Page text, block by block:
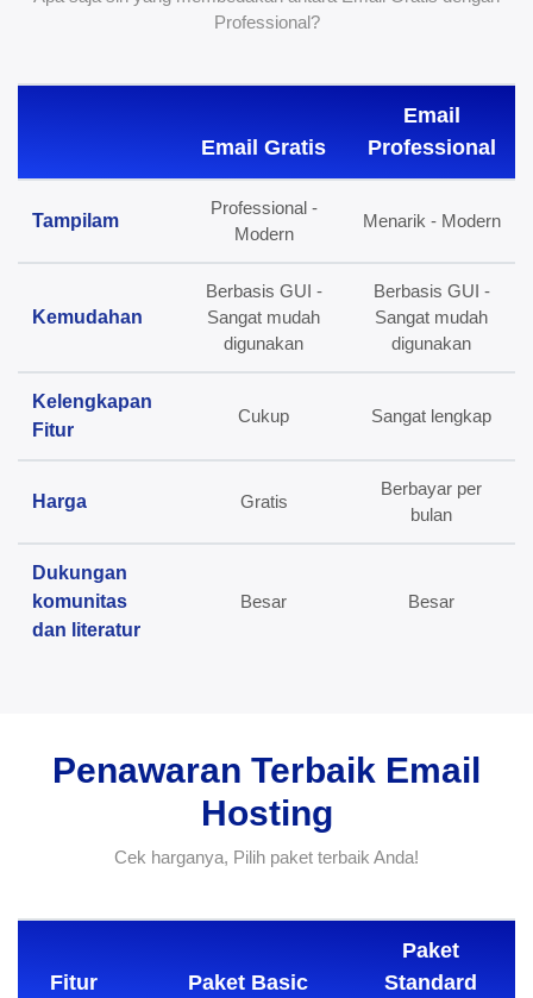
Professional?
Email Gratis
Email
Professional
Tampilam
Professional -
Modern
Menarik - Modern
Kemudahan
Berbasis GUI -
Sangat mudah
digunakan
Berbasis GUI -
Sangat mudah
digunakan
Kelengkapan
Fitur
Cukup Sangat lengkap
Harga Gratis
Berbayar per
bulan
Dukungan
komunitas
dan literatur
Besar Besar
Penawaran Terbaik Email
Hosting
Cek harganya, Pilih paket terbaik Anda!
Fitur Paket Basic
Paket
Standard